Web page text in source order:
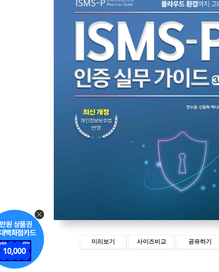
미리보기 사이즈비교 공유하기